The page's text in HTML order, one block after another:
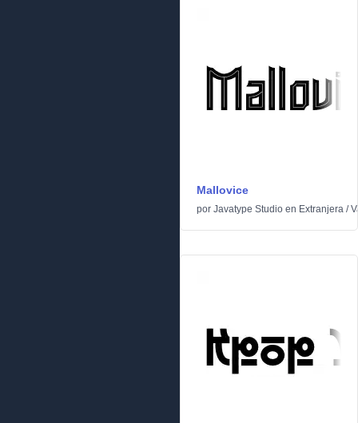
Mallovice
por Javatype Studio en Extranjera /